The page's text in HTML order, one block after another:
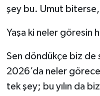
şey bu. Umut
Yaşa ki neler göresin
Sen döndükçe biz de
2026’da neler
tek şey; bu yılın da